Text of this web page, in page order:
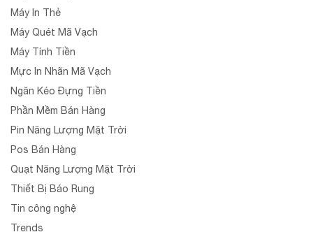
Máy In Thẻ
Máy Quét Mã Vạch
Máy Tính Tiền
Mực In Nhãn Mã Vạch
Ngăn Kéo Đựng Tiền
Phần Mềm Bán Hàng
Pin Năng Lượng Mặt Trời
Pos Bán Hàng
Quạt Năng Lượng Mặt Trời
Thiết Bị Báo Rung
Tin công nghệ
Trends